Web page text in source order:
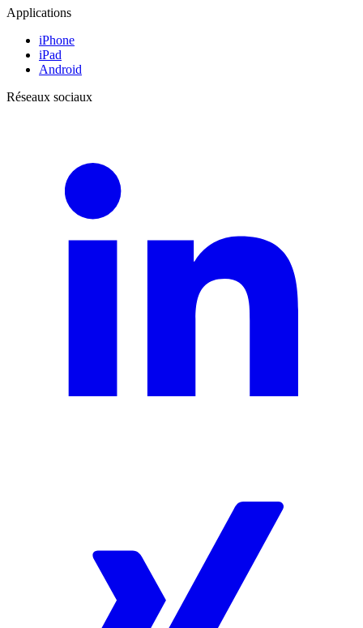
Applications
iPhone
iPad
Android
Réseaux sociaux